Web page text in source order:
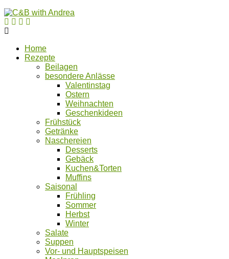
Home
Rezepte
Beilagen
besondere Anlässe
Valentinstag
Ostern
Weihnachten
Geschenkideen
Frühstück
Getränke
Naschereien
Desserts
Gebäck
Kuchen&Torten
Muffins
Saisonal
Frühling
Sommer
Herbst
Winter
Salate
Suppen
Vor- und Hauptspeisen